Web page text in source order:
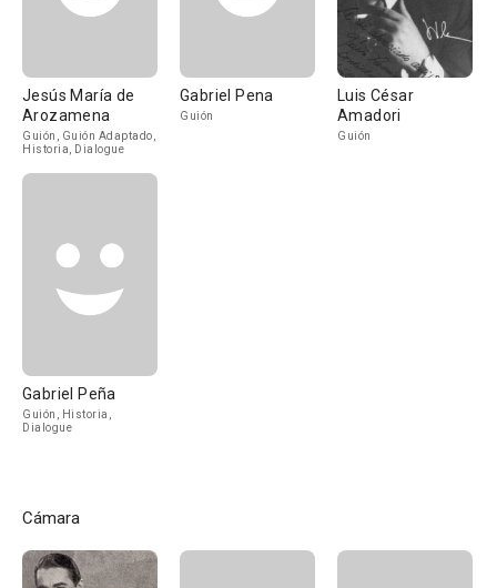
Jesús María de
Arozamena
Guión, Guión Adaptado,
Historia, Dialogue
Gabriel Pena
Guión
Luis César
Amadori
Guión
Gabriel Peña
Guión, Historia,
Dialogue
Cámara